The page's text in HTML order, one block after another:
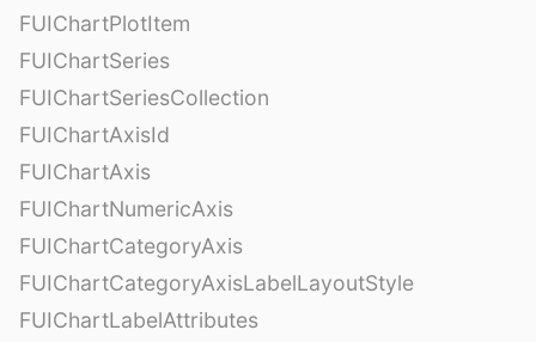
FUIChartPlotItem
FUIChartSeries
FUIChartSeriesCollection
FUIChartAxisId
FUIChartAxis
FUIChartNumericAxis
FUIChartCategoryAxis
FUIChartCategoryAxisLabelLayoutStyle
FUIChartLabelAttributes